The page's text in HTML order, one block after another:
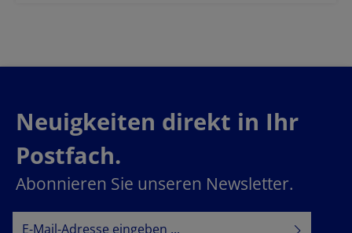
Neuigkeiten direkt in Ihr
Postfach.
Abonnieren Sie unseren Newsletter.
E-Mail-Adresse*